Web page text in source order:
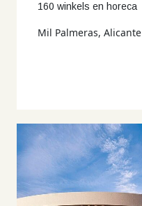
160 winkels en horeca
Mil Palmeras, Alicante